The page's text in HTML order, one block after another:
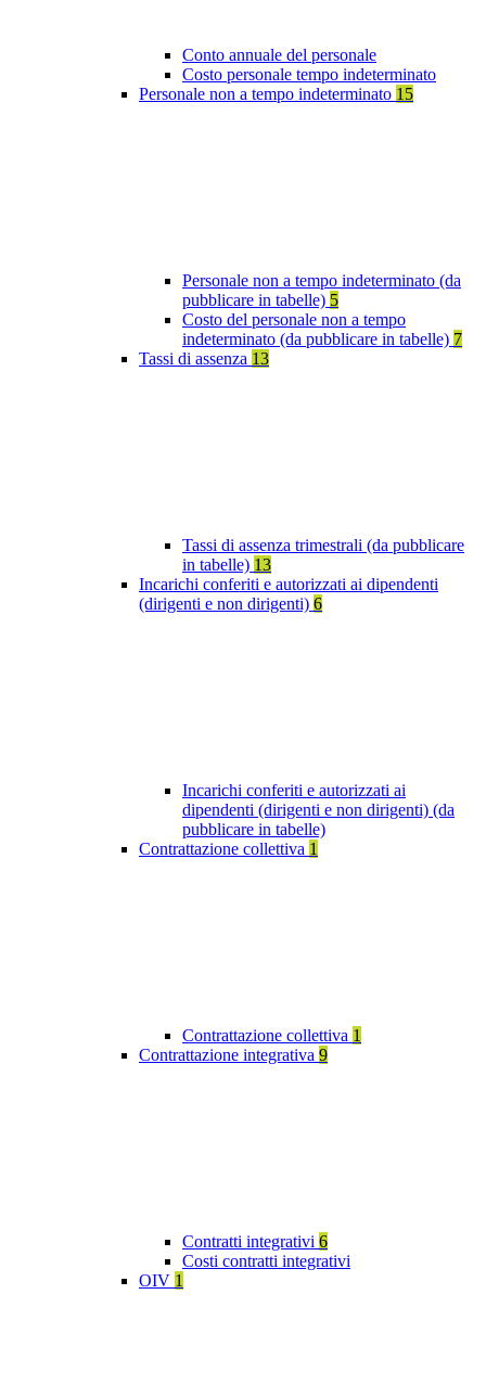
Conto annuale del personale
Costo personale tempo indeterminato
Personale non a tempo indeterminato 15
Personale non a tempo indeterminato (da
pubblicare in tabelle) 5
Costo del personale non a tempo
indeterminato (da pubblicare in tabelle) 7
Tassi di assenza 13
Tassi di assenza trimestrali (da pubblicare
in tabelle) 13
Incarichi conferiti e autorizzati ai dipendenti
(dirigenti e non dirigenti) 6
Incarichi conferiti e autorizzati ai
dipendenti (dirigenti e non dirigenti) (da
pubblicare in tabelle)
Contrattazione collettiva 1
Contrattazione collettiva 1
Contrattazione integrativa 9
Contratti integrativi 6
Costi contratti integrativi
OIV 1